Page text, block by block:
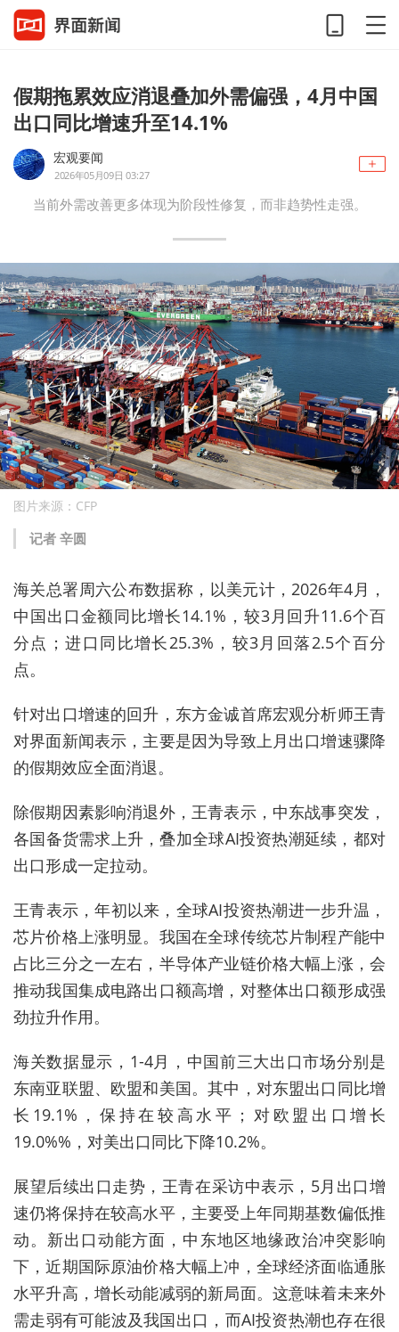
假期拖累效应消退叠加外需偏强，4月中国
出口同比增速升至14.1%
宏观要闻
2026年05月09日 03:27
当前外需改善更多体现为阶段性修复，而非趋势性走强。
图片来源：CFP
记者 辛圆
海关总署周六公布数据称，以美元计，2026年4月，
中国出口金额同比增长14.1%，较3月回升11.6个百
分点；进口同比增长25.3%，较3月回落2.5个百分
点。
针对出口增速的回升，东方金诚首席宏观分析师王青
对界面新闻表示，主要是因为导致上月出口增速骤降
的假期效应全面消退。
除假期因素影响消退外，王青表示，中东战事突发，
各国备货需求上升，叠加全球AI投资热潮延续，都对
出口形成一定拉动。
王青表示，年初以来，全球AI投资热潮进一步升温，
芯片价格上涨明显。我国在全球传统芯片制程产能中
占比三分之一左右，半导体产业链价格大幅上涨，会
推动我国集成电路出口额高增，对整体出口额形成强
劲拉升作用。
海关数据显示，1-4月，中国前三大出口市场分别是
东南亚联盟、欧盟和美国。其中，对东盟出口同比增
长19.1%，保持在较高水平；对欧盟出口增长
19.0%%，对美出口同比下降10.2%。
展望后续出口走势，王青在采访中表示，5月出口增
速仍将保持在较高水平，主要受上年同期基数偏低推
动。新出口动能方面，中东地区地缘政治冲突影响
下，近期国际原油价格大幅上冲，全球经济面临通胀
水平升高，增长动能减弱的新局面。这意味着未来外
需走弱有可能波及我国出口，而AI投资热潮也存在很